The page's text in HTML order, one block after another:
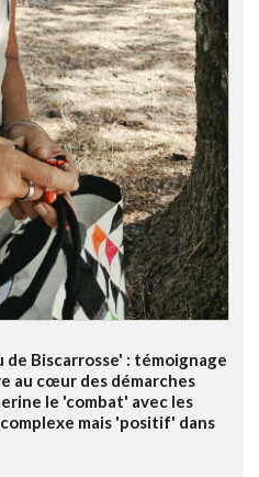
Biscarrosse' : témoignage
au cœur des démarches
le 'combat' avec les
mais 'positif' dans